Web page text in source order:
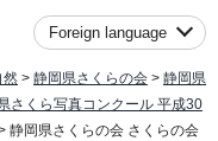
Foreign language
然 > 静岡県さくらの会 > 静岡県
さくら写真コンクール 平成30
静岡県さくらの会 さくらの会